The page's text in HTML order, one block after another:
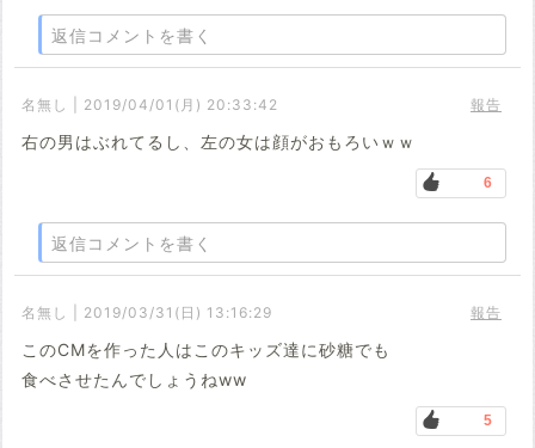
返信コメントを書く
名無し | 2019/04/01(月) 20:33:42 報告
右の男はぶれてるし、左の女は顔がおもろいｗｗ
6
返信コメントを書く
名無し | 2019/03/31(日) 13:16:29 報告
このCMを作った人はこのキッズ達に砂糖でも
食べさせたんでしょうねww
5